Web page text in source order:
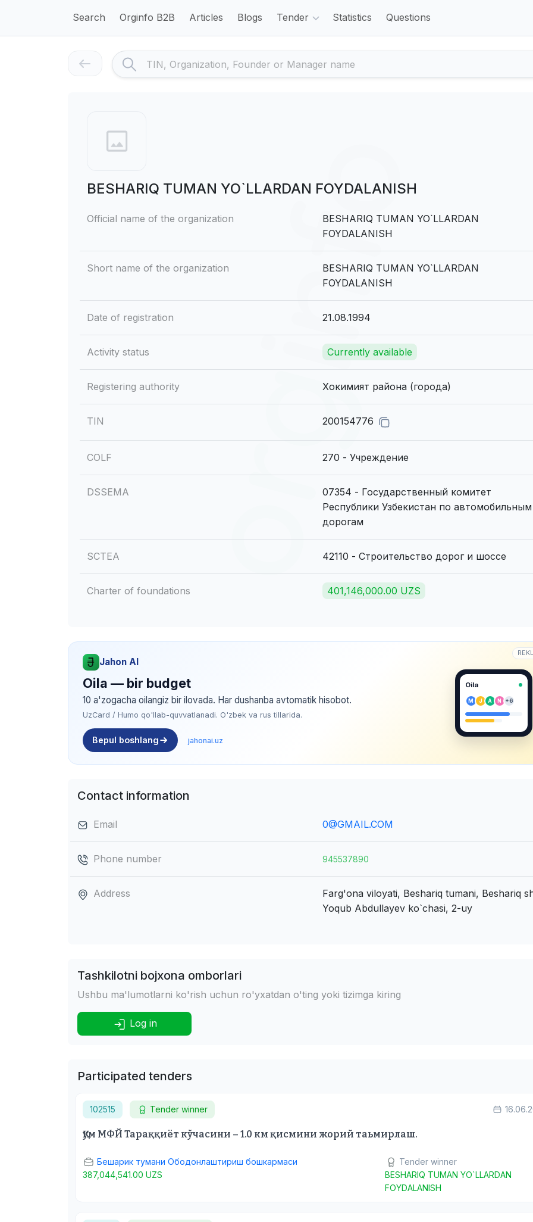
Search Orginfo B2B Articles Blogs Tender Statistics Questions
BESHARIQ TUMAN YO`LLARDAN FOYDALANISH
Official name of the organization
BESHARIQ TUMAN YO`LLARDAN
FOYDALANISH
Short name of the organization
BESHARIQ TUMAN YO`LLARDAN
FOYDALANISH
Date of registration 21.08.1994
Activity status Currently available
Registering authority Хокимият района (города)
TIN 200154776
COLF 270 - Учреждение
DSSEMA
07354 - Государственный комитет
Республики Узбекистан по автомобильным
дорогам
SCTEA 42110 - Строительство дорог и шоссе
Charter of foundations 401,146,000.00 UZS
Jahon AI
Oila — bir budget
10 a'zogacha oilangiz bir ilovada. Har dushanba avtomatik hisobot.
UzCard / Humo qo'llab-quvvatlanadi. O'zbek va rus tillarida.
Bepul boshlang jahonai.uz
Oila
M J A N +6
Contact information
Email 0@GMAIL.COM
Phone number 945537890
Address
Farg'ona viloyati, Beshariq tumani, Beshariq
Yoqub Abdullayev ko`chasi, 2-uy
Tashkilotni bojxona omborlari
Ushbu ma'lumotlarni ko'rish uchun ro'yxatdan o'ting yoki tizimga kiring
Log in
Participated tenders
102515 Tender winner
Қум МФЙ Тараққиёт кўчасини – 1.0 км қисмини жорий таьмирлаш.
Бешарик тумани Ободонлаштириш бошкармаси
387,044,541.00 UZS
Tender winner
BESHARIQ TUMAN YO`LLARDAN
FOYDALANISH